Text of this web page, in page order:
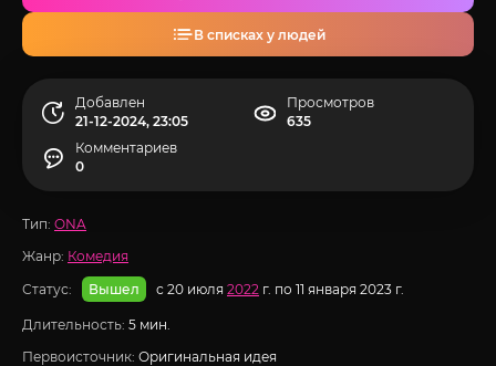
В списках у людей
Добавлен
21-12-2024, 23:05
Просмотров
635
Комментариев
0
Тип: ONA
Жанр: Комедия
Статус:
Вышел с 20 июля 2022 г. по 11 января 2023 г.
Длительность: 5 мин.
Первоисточник: Оригинальная идея